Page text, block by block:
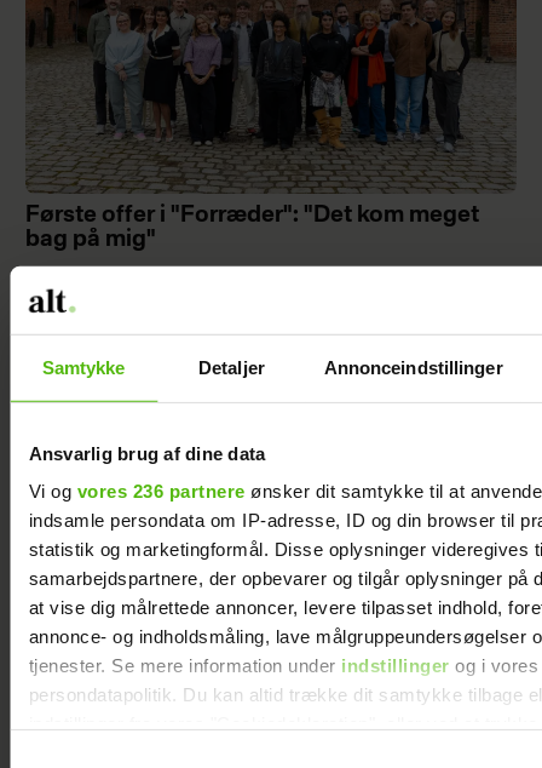
Samtykke Detaljer Annonceindstillinger
Ansvarlig brug af dine data
Vi og vores 236 partnere ønsker dit samtykke til at
indsamle persondata om IP-adresse, ID og din browser til
statistik og marketingformål. Disse oplysninger videregives
samarbejdspartnere, der opbevarer og tilgår oplysninger på
at vise dig målrettede annoncer, levere tilpasset indhold,
annonce- og indholdsmåling, lave målgruppeundersøgelser
tjenester. Se mere information under indstillinger og i vores
persondatapolitik. Du kan altid trække dit samtykke tilbage
Første offer i "Forræder": "Det kom meget
bag på mig"
Soeren le Schmidt om "Forræder": Det var
svært at være i